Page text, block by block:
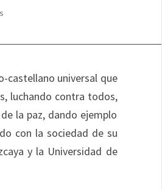
castellano universal que
luchando contra todos,
la paz, dando ejemplo
con la sociedad de su
y la Universidad de